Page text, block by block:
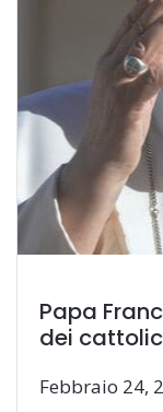
Papa
dei
Febbraio 24,